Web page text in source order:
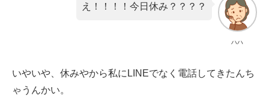
ハハ
え！！！！今日休み？？？？
いやいや、休みやから私にLINEでなく電話してきたんち
ゃうんかい。